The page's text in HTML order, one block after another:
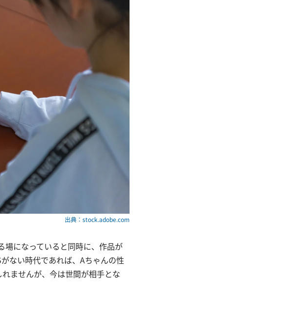
出典：stock.adobe.com
になっていると同時に、作品が
ない時代であれば、Aちゃんの性
ませんが、今は世間が相手とな